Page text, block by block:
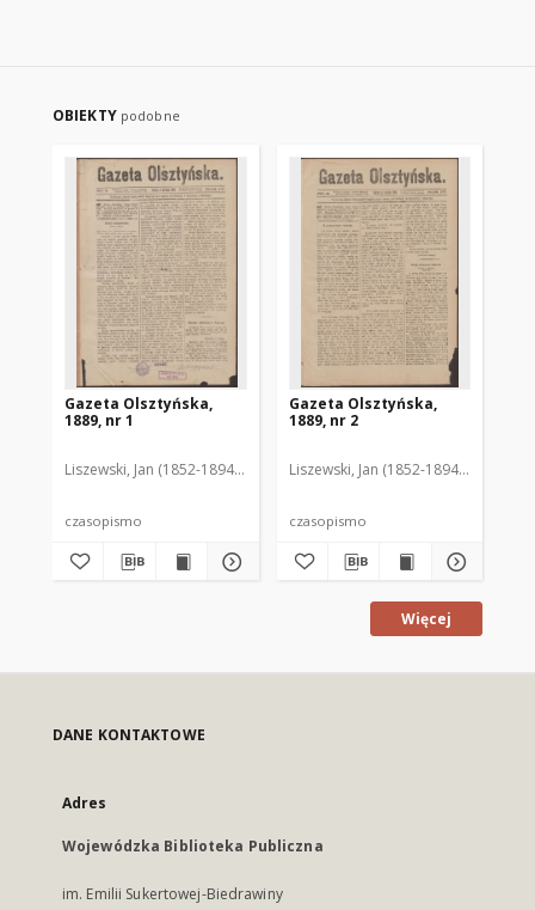
OBIEKTY podobne
Gazeta Olsztyńska,
1889, nr 1
Liszewski, Jan (1852-1894). Red.
czasopismo
Gazeta Olsztyńska,
1889, nr 2
Liszewski, Jan (1852-1894). Red.
czasopismo
Więcej
DANE KONTAKTOWE
Adres
Wojewódzka Biblioteka Publiczna
im. Emilii Sukertowej-Biedrawiny